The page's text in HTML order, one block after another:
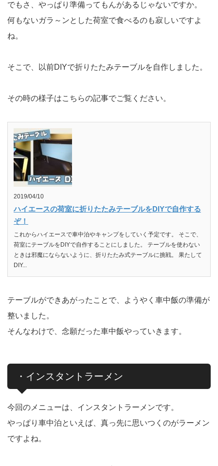
でもさ、やっぱり準備ってもんがあるじゃないですか。
何もないガラ～ンとした荷室で食べるのも寂しいですよ
ね。
そこで、以前DIYで折りたたみテーブルを自作しました。
その時の様子はこちらの記事でご覧ください。
2019/04/10
ハイエースの荷室に折りたたみテーブルをDIYで自作する
ぞ！
これからハイエースで車中泊やキャンプをしていく予定です。 そこで、
荷室にテーブルをDIYで自作することにしました。 テーブルを使わない
ときは邪魔にならないように、折りたたみ式テーブルに挑戦。 果たして
DIY...
テーブルができあがったことで、ようやく車中飯の準備が
整いました。
そんなわけで、念願だった車中飯やっていきます。
・インスタントラーメン
今回のメニューは、インスタントラーメンです。
やっぱり車中泊といえば、真っ先に思いつくのがラーメン
ですよね。